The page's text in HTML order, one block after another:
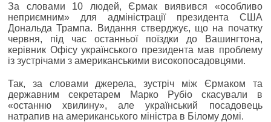
За словами 10 людей, Єрмак виявився «особливо
неприємним» для адміністрації президента США
Дональда Трампа. Видання стверджує, що на початку
червня, під час останньої поїздки до Вашингтона,
керівник Офісу українського президента мав проблему
із зустрічами з американськими високопосадовцями.
Так, за словами джерела, зустріч між Єрмаком та
державним секретарем Марко Рубіо скасували в
«останню хвилину», але український посадовець
натрапив на американського міністра в Білому домі.